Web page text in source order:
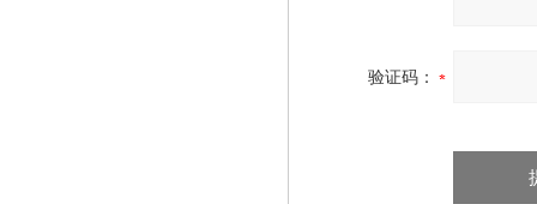
验证码：